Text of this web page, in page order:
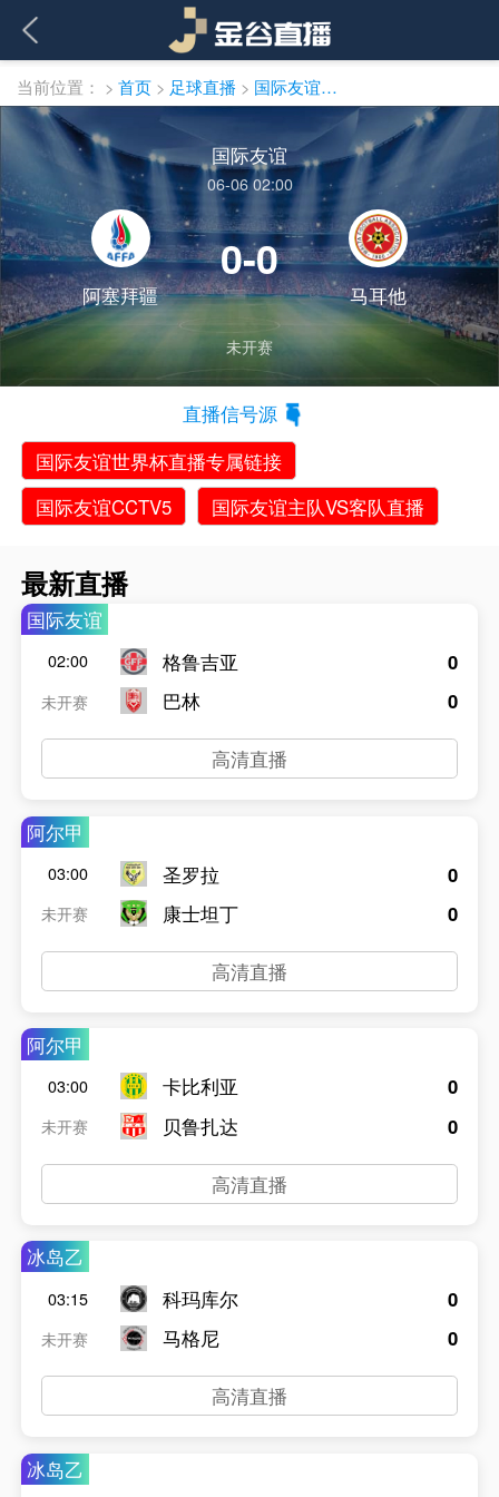
当前位置： > 首页 > 足球直播 > 国际友谊直播
国际友谊
06-06 02:00
阿塞拜疆
0-0
马耳他
未开赛
直播信号源
国际友谊世界杯直播专属链接
国际友谊CCTV5
国际友谊主队VS客队直播
最新直播
国际友谊
02:00
未开赛
格鲁吉亚
巴林
0
0
高清直播
阿尔甲
03:00
未开赛
圣罗拉
康士坦丁
0
0
高清直播
阿尔甲
03:00
未开赛
卡比利亚
贝鲁扎达
0
0
高清直播
冰岛乙
03:15
未开赛
科玛库尔
马格尼
0
0
高清直播
冰岛乙